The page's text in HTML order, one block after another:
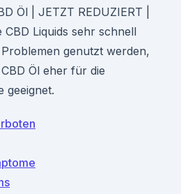
Öl | JETZT REDUZIERT |
CBD Liquids sehr schnell
genutzt werden,
Öl eher für die
geeignet.